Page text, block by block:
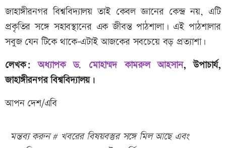
জাহাঙ্গীরনগর বিশ্ববিদ্যালয় তাই কেবল জ্ঞানের কেন্দ্র নয়, এটি
প্রকৃতির সঙ্গে সহাবস্থানের এক জীবন্ত পাঠশালা। এই পাঠশালার
সবুজ যেন টিকে থাকে-এটাই আজকের সবচেয়ে বড় প্রত্যাশা।
লেখক:অধ্যাপক ড. মোহাম্মদ কামরুল আহসান, উপাচার্য,
জাহাঙ্গীরনগর বিশ্ববিদ্যালয়।
আপন দেশ/এবি
মন্তব্য করুন # খবরের বিষয়বস্তুর সঙ্গে মিল আছে এবং